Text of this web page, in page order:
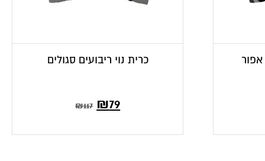
אפור כרית נוי ריבועים סגולים
₪117 ₪79